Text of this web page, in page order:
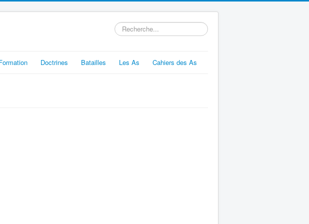
Rechercher
Doctrines Batailles Les As Cahiers des As